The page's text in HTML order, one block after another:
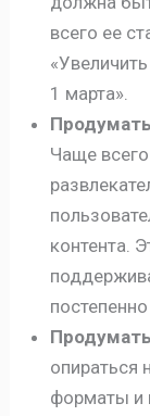
всего ее
1 марта».
Чаще
контента.
опираться
форматы и